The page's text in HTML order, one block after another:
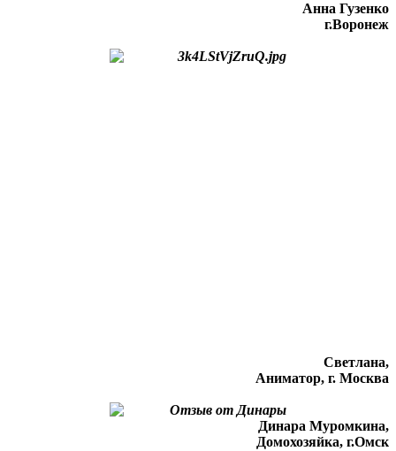
Анна Гузенко
г.Воронеж
Светлана,
Аниматор, г. Москва
Динара Муромкина,
Домохозяйка, г.Омск